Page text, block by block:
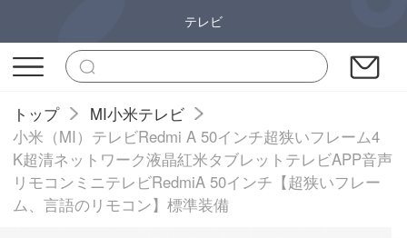
テレビ
トップ
MI小米テレビ
小米（MI）テレビRedmi A 50インチ超狭いフレーム4
K超清ネットワーク液晶紅米タブレットテレビAPP音声
リモコンミニテレビRedmiA 50インチ【超狭いフレー
ム、言語のリモコン】標準装備